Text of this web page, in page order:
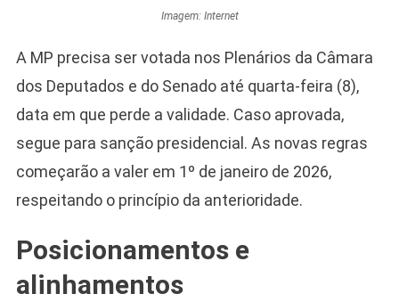
Imagem: Internet
A MP precisa ser votada nos Plenários da Câmara
dos Deputados e do Senado até quarta-feira (8),
data em que perde a validade. Caso aprovada,
segue para sanção presidencial. As novas regras
começarão a valer em 1º de janeiro de 2026,
respeitando o princípio da anterioridade.
Posicionamentos e
alinhamentos